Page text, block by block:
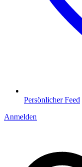
Persönlicher Feed
Anmelden